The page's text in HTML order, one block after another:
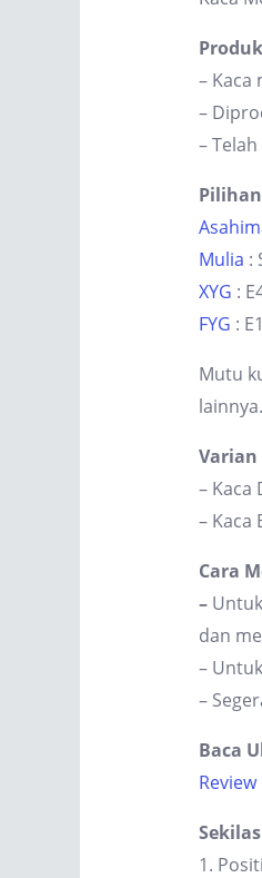
Produk
– Kaca
–
–
Mulia :
XYG :
FYG :
Mutu
lainnya.
Varian
– Kaca
– Kaca
Cara
–
dan
–
–
Baca
1.